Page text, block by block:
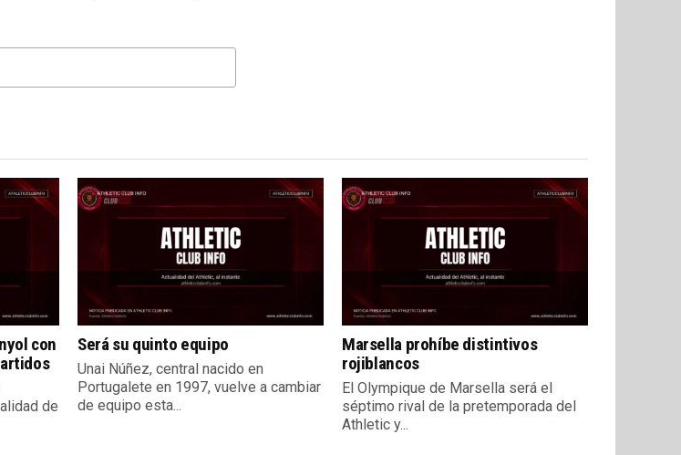
con
de
Será su quinto equipo
Unai Núñez, central nacido en
Portugalete en 1997, vuelve a cambiar
de equipo esta...
Marsella prohíbe distintivos
rojiblancos
El Olympique de Marsella será el
séptimo rival de la pretemporada del
Athletic y...